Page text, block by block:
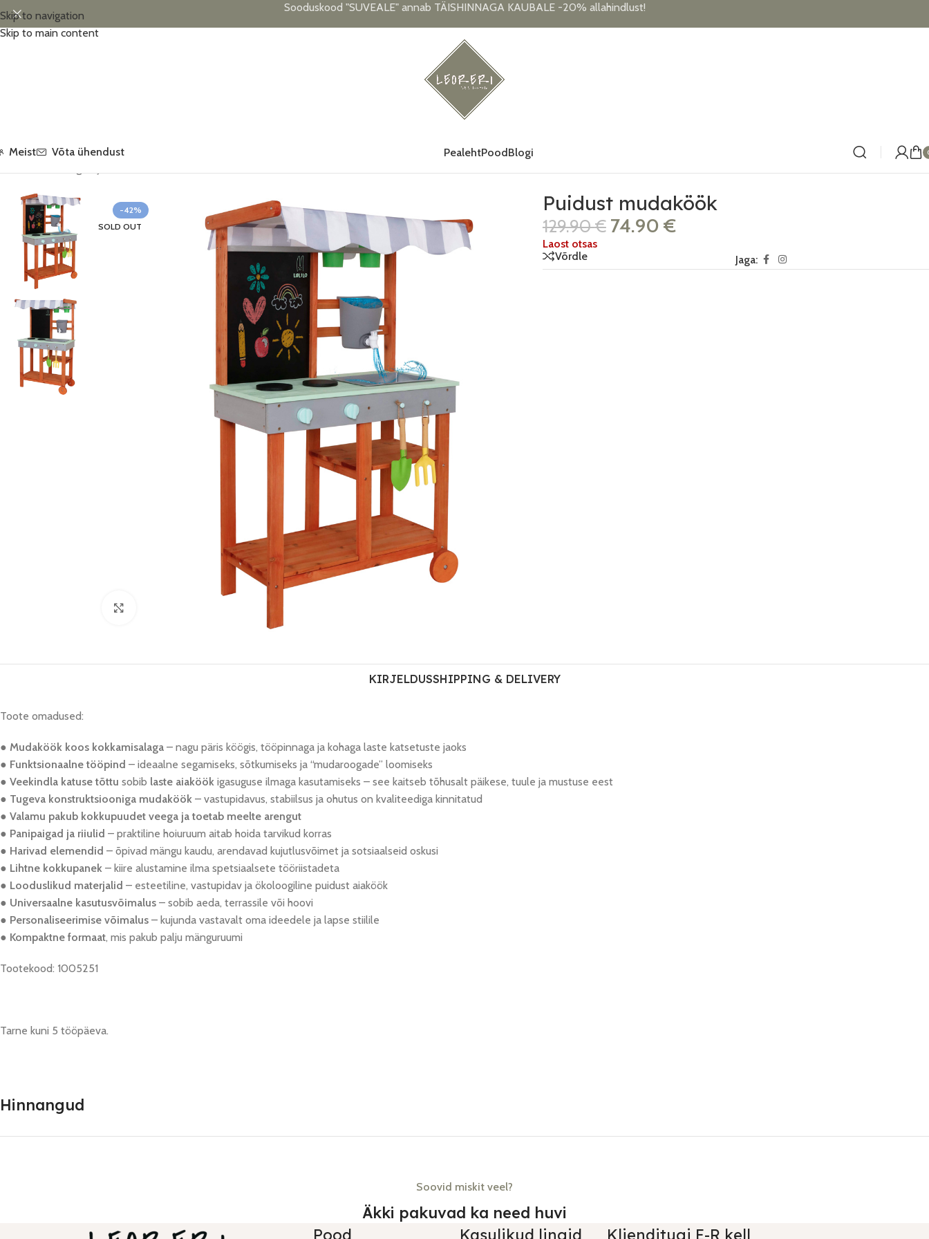
Skip to navigation
Skip to main content
Sooduskood "SUVEALE" annab TÄISHINNAGA KAUBALE -20% allahindlust!
Meist Võta ühendust PealehtPoodBlogi
-42%
SOLD OUT
Puidust mudaköök
129.90€ 74.90 €
Laost otsas
Võrdle
Jaga:
KIRJELDUSSHIPPING & DELIVERY
Toote omadused:
● Mudaköök koos kokkamisalaga – nagu päris köögis, tööpinnaga ja kohaga laste katsetuste jaoks
● Funktsionaalne tööpind – ideaalne segamiseks, sõtkumiseks ja “mudaroogade” loomiseks
● Veekindla katuse tõttu sobib laste aiaköök igasuguse ilmaga kasutamiseks – see kaitseb tõhusalt päikese, tuule ja mustuse eest
● Tugeva konstruktsiooniga mudaköök – vastupidavus, stabiilsus ja ohutus on kvaliteediga kinnitatud
● Valamu pakub kokkupuudet veega ja toetab meelte arengut
● Panipaigad ja riiulid – praktiline hoiuruum aitab hoida tarvikud korras
● Harivad elemendid – õpivad mängu kaudu, arendavad kujutlusvõimet ja sotsiaalseid oskusi
● Lihtne kokkupanek – kiire alustamine ilma spetsiaalsete tööriistadeta
● Looduslikud materjalid – esteetiline, vastupidav ja ökoloogiline puidust aiaköök
● Universaalne kasutusvõimalus – sobib aeda, terrassile või hoovi
● Personaliseerimise võimalus – kujunda vastavalt oma ideedele ja lapse stiilile
● Kompaktne formaat, mis pakub palju mänguruumi
Tootekood: 1005251
Tarne kuni 5 tööpäeva.
Hinnangud
Soovid miskit veel?
Äkki pakuvad ka need huvi
Pood
Kasulikud lingid Klienditugi E-R kell